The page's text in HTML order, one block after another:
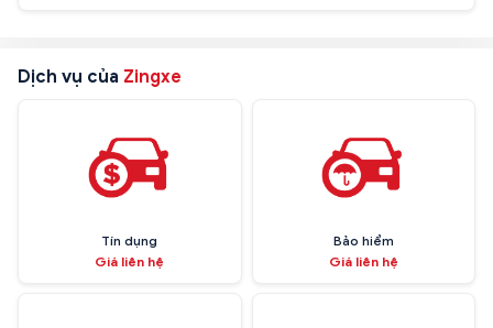
Dịch vụ của Zingxe
Tín dụng
Giá liên hệ
Bảo hiểm
Giá liên hệ